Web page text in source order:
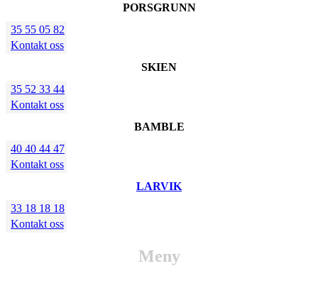
PORSGRUNN
35 55 05 82
Kontakt oss
SKIEN
35 52 33 44
Kontakt oss
BAMBLE
40 40 44 47
Kontakt oss
LARVIK
33 18 18 18
Kontakt oss
Meny